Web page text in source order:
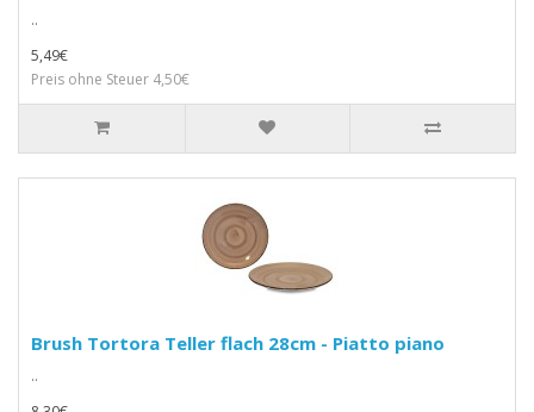
..
5,49€
Preis ohne Steuer 4,50€
Brush Tortora Teller flach 28cm - Piatto piano
..